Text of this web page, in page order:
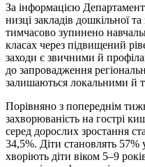
За інформацією
низці закладів дошкільної та
тимчасово зупинено
класах через підвищений
заходи є звичними й
до запровадження
залишаються локальними й
Порівняно з попереднім
захворюваність на гострі
серед дорослих зростання
34,5%. Діти становлять 57%
хворіють діти віком 5–9